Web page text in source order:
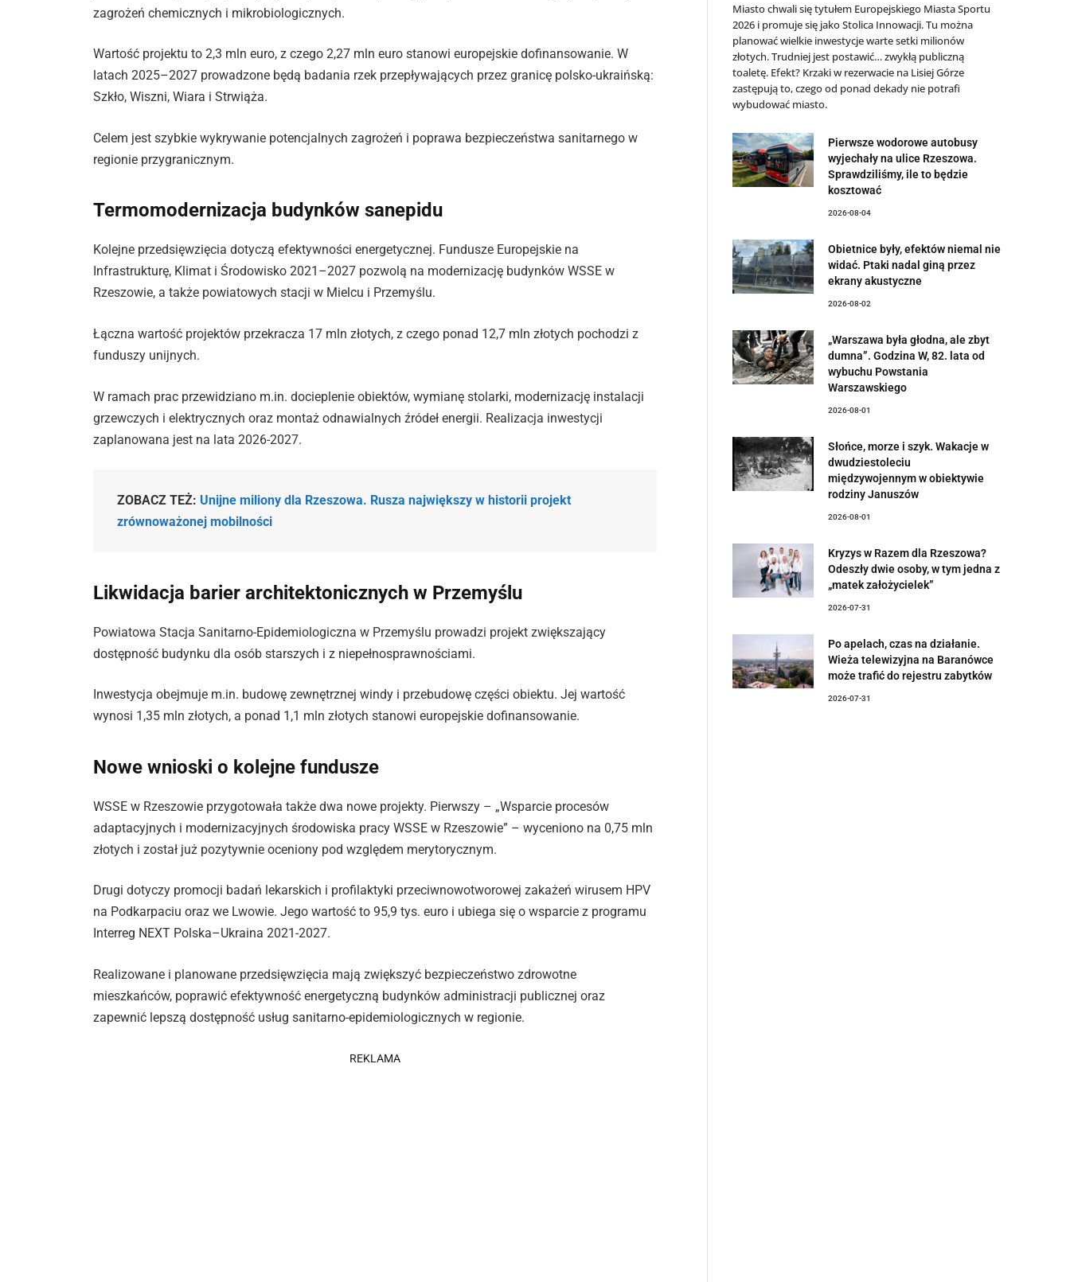
zagrożeń chemicznych i mikrobiologicznych.
Wartość projektu to 2,3 mln euro, z czego 2,27 mln euro stanowi europejskie dofinansowanie. W
latach 2025–2027 prowadzone będą badania rzek przepływających przez granicę polsko-ukraińską:
Szkło, Wiszni, Wiara i Strwiąża.
Celem jest szybkie wykrywanie potencjalnych zagrożeń i poprawa bezpieczeństwa sanitarnego w
regionie przygranicznym.
Termomodernizacja budynków sanepidu
Kolejne przedsięwzięcia dotyczą efektywności energetycznej. Fundusze Europejskie na
Infrastrukturę, Klimat i Środowisko 2021–2027 pozwolą na modernizację budynków WSSE w
Rzeszowie, a także powiatowych stacji w Mielcu i Przemyślu.
Łączna wartość projektów przekracza 17 mln złotych, z czego ponad 12,7 mln złotych pochodzi z
funduszy unijnych.
W ramach prac przewidziano m.in. docieplenie obiektów, wymianę stolarki, modernizację instalacji
grzewczych i elektrycznych oraz montaż odnawialnych źródeł energii. Realizacja inwestycji
zaplanowana jest na lata 2026-2027.
ZOBACZ TEŻ: Unijne miliony dla Rzeszowa. Rusza największy w historii projekt
zrównoważonej mobilności
Likwidacja barier architektonicznych w Przemyślu
Powiatowa Stacja Sanitarno-Epidemiologiczna w Przemyślu prowadzi projekt zwiększający
dostępność budynku dla osób starszych i z niepełnosprawnościami.
Inwestycja obejmuje m.in. budowę zewnętrznej windy i przebudowę części obiektu. Jej wartość
wynosi 1,35 mln złotych, a ponad 1,1 mln złotych stanowi europejskie dofinansowanie.
Nowe wnioski o kolejne fundusze
WSSE w Rzeszowie przygotowała także dwa nowe projekty. Pierwszy – „Wsparcie procesów
adaptacyjnych i modernizacyjnych środowiska pracy WSSE w Rzeszowie” – wyceniono na 0,75 mln
złotych i został już pozytywnie oceniony pod względem merytorycznym.
Drugi dotyczy promocji badań lekarskich i profilaktyki przeciwnowotworowej zakażeń wirusem HPV
na Podkarpaciu oraz we Lwowie. Jego wartość to 95,9 tys. euro i ubiega się o wsparcie z programu
Interreg NEXT Polska–Ukraina 2021-2027.
Realizowane i planowane przedsięwzięcia mają zwiększyć bezpieczeństwo zdrowotne
mieszkańców, poprawić efektywność energetyczną budynków administracji publicznej oraz
zapewnić lepszą dostępność usług sanitarno-epidemiologicznych w regionie.
REKLAMA
Miasto chwali się tytułem Europejskiego Miasta Sportu
2026 i promuje się jako Stolica Innowacji. Tu można
planować wielkie inwestycje warte setki milionów
złotych. Trudniej jest postawić… zwykłą publiczną
toaletę. Efekt? Krzaki w rezerwacie na Lisiej Górze
zastępują to, czego od ponad dekady nie potrafi
wybudować miasto.
Pierwsze wodorowe autobusy
wyjechały na ulice Rzeszowa.
Sprawdziliśmy, ile to będzie
kosztować
2026-08-04
Obietnice były, efektów niemal nie
widać. Ptaki nadal giną przez
ekrany akustyczne
2026-08-02
„Warszawa była głodna, ale zbyt
dumna”. Godzina W, 82. lata od
wybuchu Powstania
Warszawskiego
2026-08-01
Słońce, morze i szyk. Wakacje w
dwudziestoleciu
międzywojennym w obiektywie
rodziny Januszów
2026-08-01
Kryzys w Razem dla Rzeszowa?
Odeszły dwie osoby, w tym jedna z
„matek założycielek”
2026-07-31
Po apelach, czas na działanie.
Wieża telewizyjna na Baranówce
może trafić do rejestru zabytków
2026-07-31